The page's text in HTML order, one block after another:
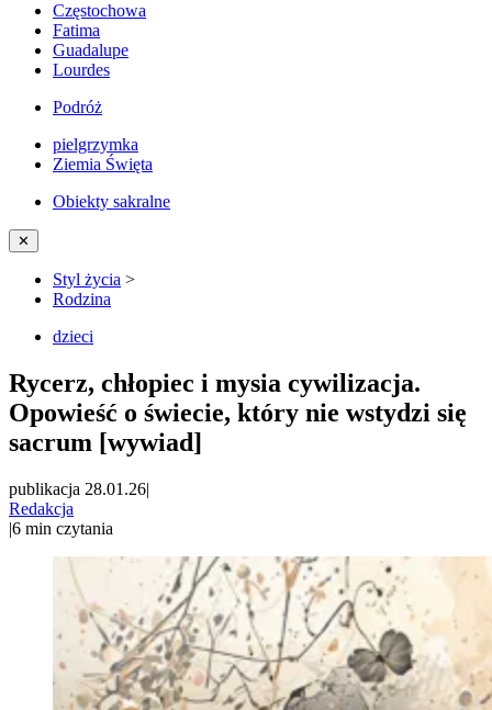
Częstochowa
Fatima
Guadalupe
Lourdes
Podróż
pielgrzymka
Ziemia Święta
Obiekty sakralne
✕
Styl życia >
Rodzina
dzieci
Rycerz, chłopiec i mysia cywilizacja.
Opowieść o świecie, który nie wstydzi się
sacrum [wywiad]
publikacja 28.01.26|
Redakcja
|6 min czytania